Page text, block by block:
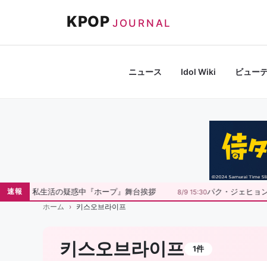
KPOP JOURNAL
ニュース Idol Wiki ビュー
速報
正民、私生活の疑惑中『ホープ』舞台挨拶 8/9 15:30パク・ジェヒョ
ホーム 키스오브라이프
키스오브라이프 1件